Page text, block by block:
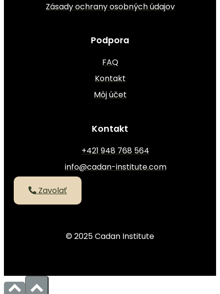
Zásady ochrany osobných údajov
Podpora
FAQ
Kontakt
Môj účet
Kontakt
+421 948 768 564
info@cadan-institute.com
Zavolať
© 2025 Cadan Institute